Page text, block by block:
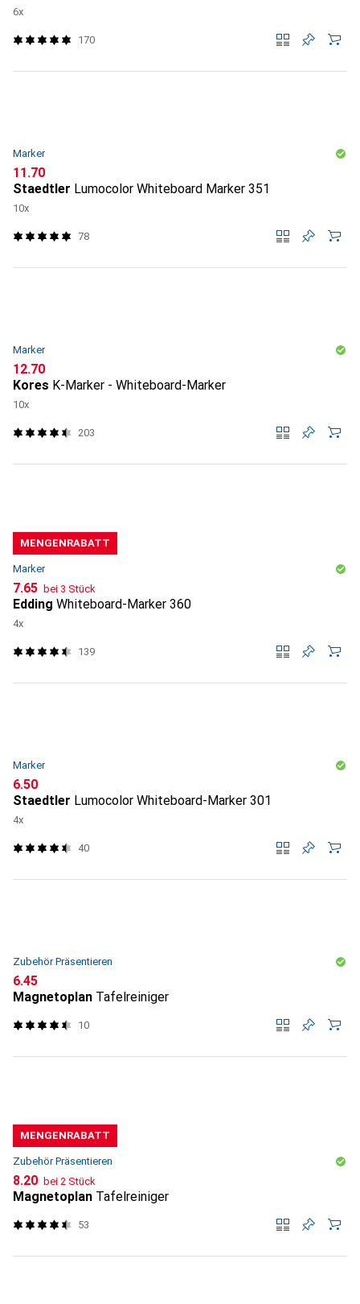
6x
170
Marker
CHF
11.70
Staedtler Lumocolor Whiteboard Marker 351
10x
78
Marker
CHF
12.70
Kores K-Marker - Whiteboard-Marker
10x
203
MENGENRABATT
Marker
CHF
7.65 bei 3 Stück
Edding Whiteboard-Marker 360
4x
139
Marker
CHF
6.50
Staedtler Lumocolor Whiteboard-Marker 301
4x
40
Zubehör Präsentieren
CHF
6.45
Magnetoplan Tafelreiniger
10
MENGENRABATT
Zubehör Präsentieren
CHF
8.20 bei 2 Stück
Magnetoplan Tafelreiniger
53